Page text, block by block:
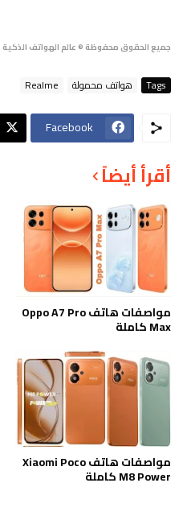
جميع الحقوق محفوظة © عالم الهواتف الذكية https://www.gsminsark.com/.
Tags هواتف محمولة Realme
Facebook
أقرأ أيضاً
مواصفات هاتف Oppo A7 Pro
Max كاملة
مواصفات هاتف Xiaomi Poco
M8 Power كاملة